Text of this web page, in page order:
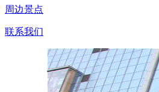
周边景点
联系我们